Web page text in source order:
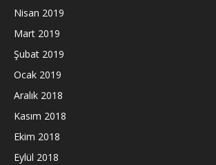
Nisan 2019
Mart 2019
Şubat 2019
Ocak 2019
Aralık 2018
Kasım 2018
Ekim 2018
Eylül 2018